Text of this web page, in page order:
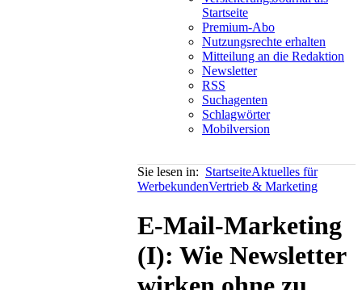
Startseite
Premium-Abo
Nutzungsrechte erhalten
Mitteilung an die Redaktion
Newsletter
RSS
Suchagenten
Schlagwörter
Mobilversion
Sie lesen in: StartseiteAktuelles für
WerbekundenVertrieb & Marketing
E-Mail-Marketing
(I): Wie Newsletter